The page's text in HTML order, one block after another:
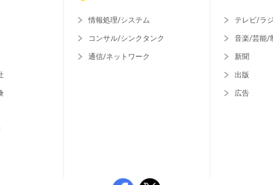
情報処理/システム
コンサル/シンクタンク
通信/ネットワーク
テレビ/ラ
音楽/芸能/
新聞
出版
広告